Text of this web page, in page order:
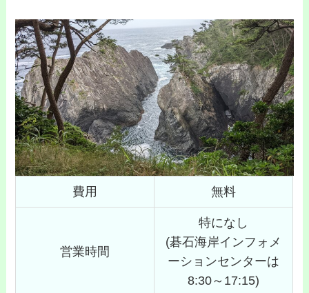
費用 無料
営業時間
特になし
(碁石海岸インフォメ
ーションセンターは
8:30～17:15)